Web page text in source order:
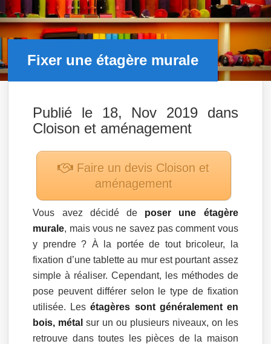
Fixer une étagère murale
Publié le 18, Nov 2019 dans
Cloison et aménagement
Faire un devis Cloison et
aménagement
Vous avez décidé de poser une étagère
murale, mais vous ne savez pas comment vous
y prendre ? À la portée de tout bricoleur, la
fixation d’une tablette au mur est pourtant assez
simple à réaliser. Cependant, les méthodes de
pose peuvent différer selon le type de fixation
utilisée. Lesétagères sont généralement en
bois, métal sur un ou plusieurs niveaux, on les
retrouve dans toutes les pièces de la maison